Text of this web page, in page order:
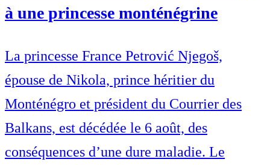
à une princesse monténégrine
La princesse France Petrović Njegoš,
épouse de Nikola, prince héritier du
Monténégro et président du Courrier des
Balkans, est décédée le 6 août, des
conséquences d’une dure maladie. Le